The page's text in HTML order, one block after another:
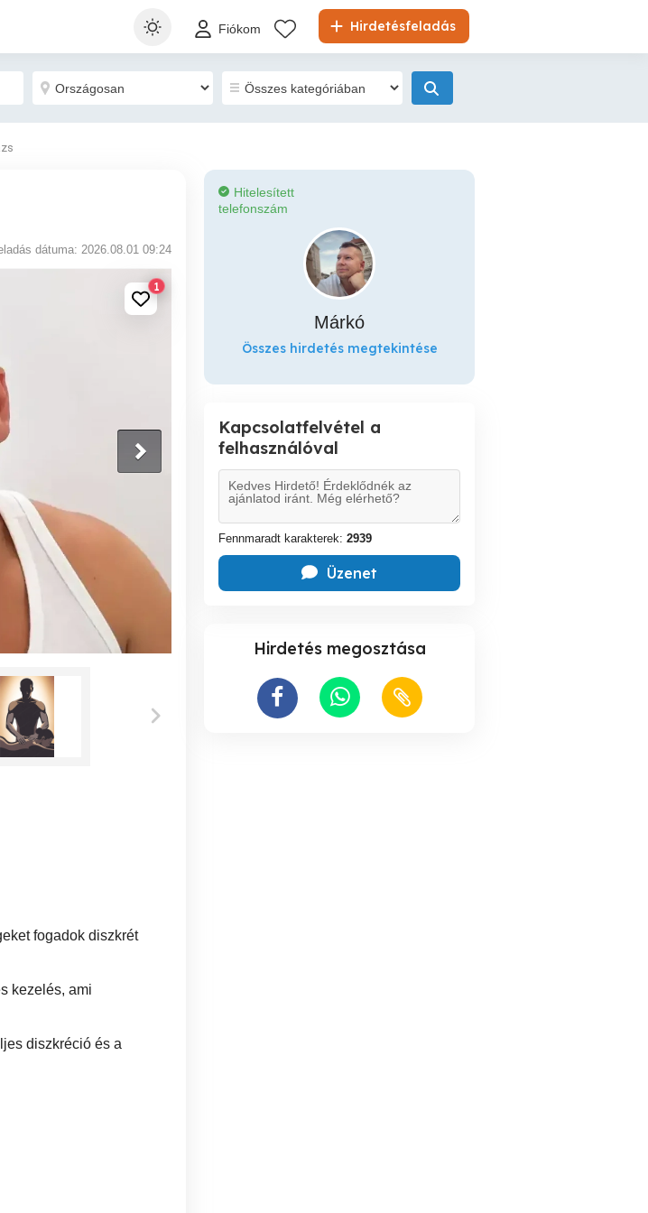
Hirdetésfeladás
Fiókom
dátuma: 2026.08.01 09:24
1
fogadok diszkrét
kezelés, ami
diszkréció és a
Hitelesített
telefonszám
Márkó
Összes hirdetés megtekintése
Kapcsolatfelvétel a
felhasználóval
Fennmaradt karakterek: 2939
Üzenet
Hirdetés megosztása